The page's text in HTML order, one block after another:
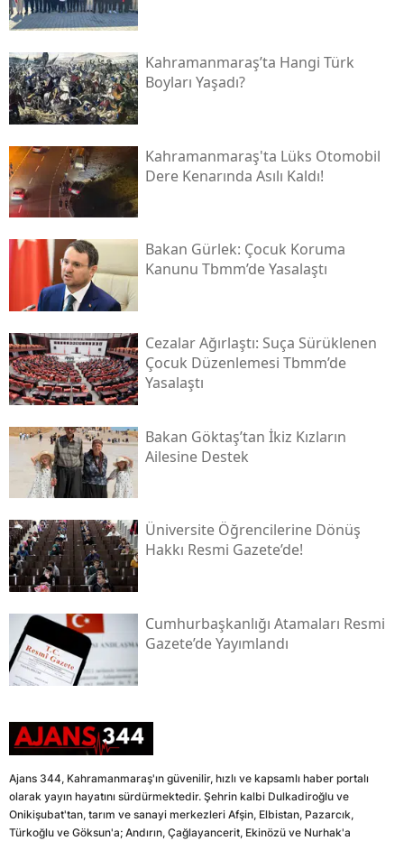
Kahramanmaraş’ta Hangi Türk
Boyları Yaşadı?
Kahramanmaraş'ta Lüks Otomobil
Dere Kenarında Asılı Kaldı!
Bakan Gürlek: Çocuk Koruma
Kanunu Tbmm’de Yasalaştı
Cezalar Ağırlaştı: Suça Sürüklenen
Çocuk Düzenlemesi Tbmm’de
Yasalaştı
Bakan Göktaş’tan İkiz Kızların
Ailesine Destek
Üniversite Öğrencilerine Dönüş
Hakkı Resmi Gazete’de!
Cumhurbaşkanlığı Atamaları Resmi
Gazete’de Yayımlandı
Ajans 344, Kahramanmaraş'ın güvenilir, hızlı ve kapsamlı haber portalı
olarak yayın hayatını sürdürmektedir. Şehrin kalbi Dulkadiroğlu ve
Onikişubat'tan, tarım ve sanayi merkezleri Afşin, Elbistan, Pazarcık,
Türkoğlu ve Göksun'a; Andırın, Çağlayancerit, Ekinözü ve Nurhak'a